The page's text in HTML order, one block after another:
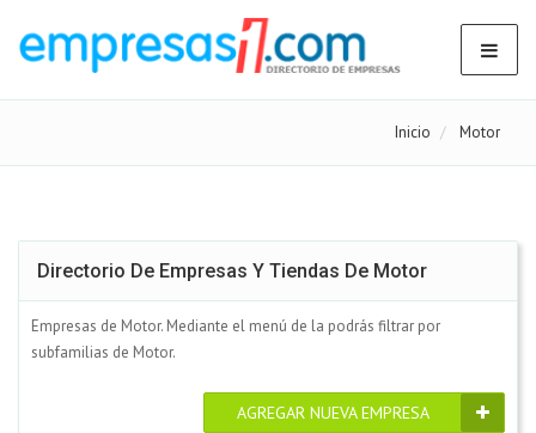
Inicio Motor
Directorio De Empresas Y Tiendas De Motor
Empresas de Motor. Mediante el menú de la podrás filtrar por
subfamilias de Motor.
AGREGAR NUEVA EMPRESA